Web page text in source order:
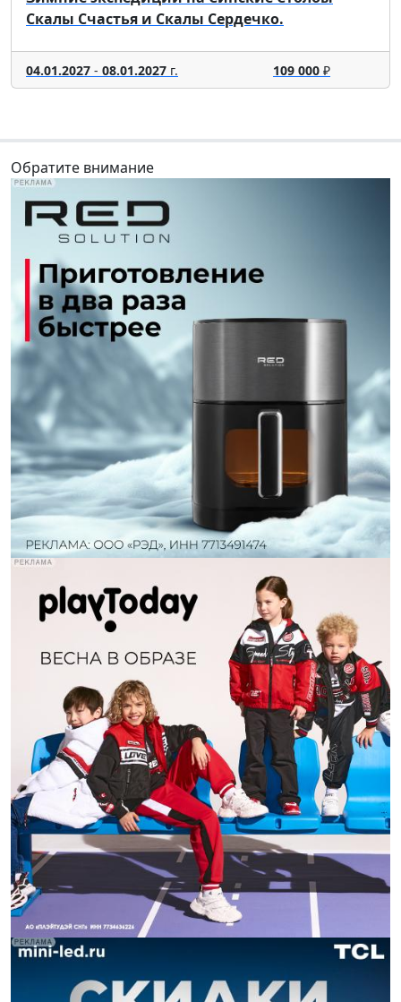
Скалы Счастья и Скалы Сердечко.
04.01.2027 - 08.01.2027 г. 109 000₽
Обратите внимание